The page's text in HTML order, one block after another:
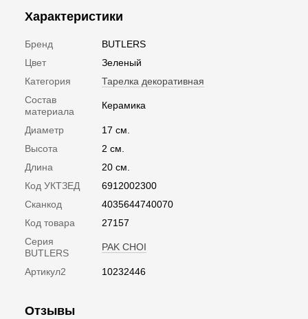
Характеристики
Бренд
BUTLERS
Цвет
Зеленый
Категория
Тарелка декоративная
Состав
материала
Керамика
Диаметр
17 см.
Высота
2 см.
Длина
20 см.
Код УКТЗЕД
6912002300
Сканкод
4035644740070
Код товара
27157
Серия
BUTLERS
PAK CHOI
Артикул2 10232446
Отзывы